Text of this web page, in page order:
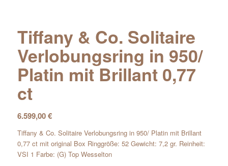
Tiffany & Co. Solitaire
Verlobungsring in 950/
Platin mit Brillant 0,77
ct
6.599,00€
Tiffany & Co. Solitaire Verlobungsring in 950/ Platin mit Brillant
0,77 ct mit original Box Ringgröße: 52 Gewicht: 7,2 gr. Reinheit:
VSI 1 Farbe: (G) Top Wesselton